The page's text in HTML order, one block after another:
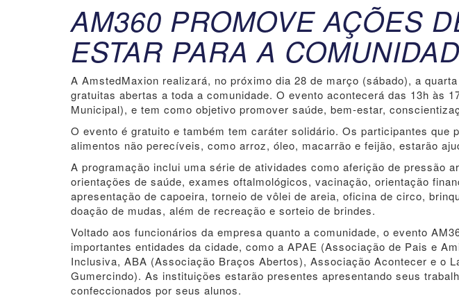
AM360 PROMOVE AÇÕES
ESTAR PARA A
A AmstedMaxion realizará, no próximo dia 28 de março (sábado), a
gratuitas abertas a toda a comunidade. O evento acontecerá das 13h às
Municipal), e tem como objetivo promover saúde, bem-estar,
O evento é gratuito e também tem caráter solidário. Os participantes que
alimentos não perecíveis, como arroz, óleo, macarrão e feijão, estarão
A programação inclui uma série de atividades como aferição de pressão
orientações de saúde, exames oftalmológicos, vacinação, orientação
apresentação de capoeira, torneio de vôlei de areia, oficina de circo,
doação de mudas, além de recreação e sorteio de brindes.
Voltado aos funcionários da empresa quanto a comunidade, o evento
importantes entidades da cidade, como a APAE (Associação de Pais e
Inclusiva, ABA (Associação Braços Abertos), Associação Acontecer e o
Gumercindo). As instituições estarão presentes apresentando seus
confeccionados por seus alunos.